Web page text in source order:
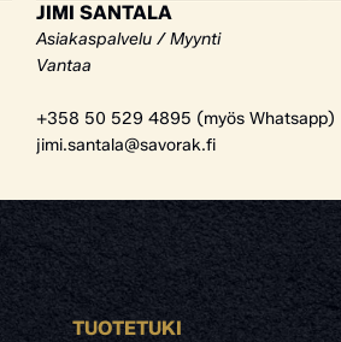
JIMI SANTALA
Asiakaspalvelu / Myynti
Vantaa
+358 50 529 4895 (myös Whatsapp)
jimi.santala@savorak.fi
TUOTETUKI